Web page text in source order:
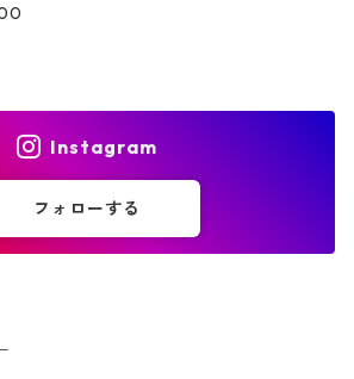
Instagram
フォローする